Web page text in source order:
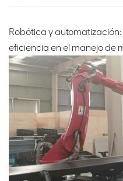
Robótica y
eficiencia en el manejo de